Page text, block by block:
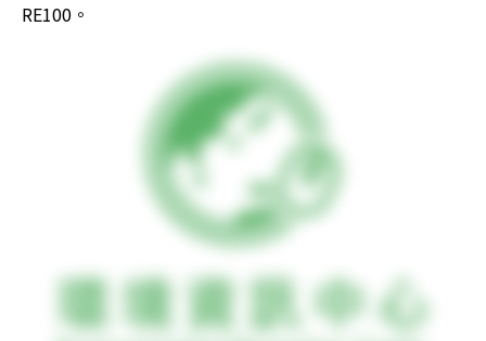
RE100。